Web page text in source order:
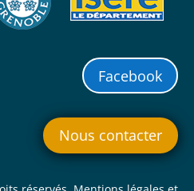
Facebook
Nous contacter